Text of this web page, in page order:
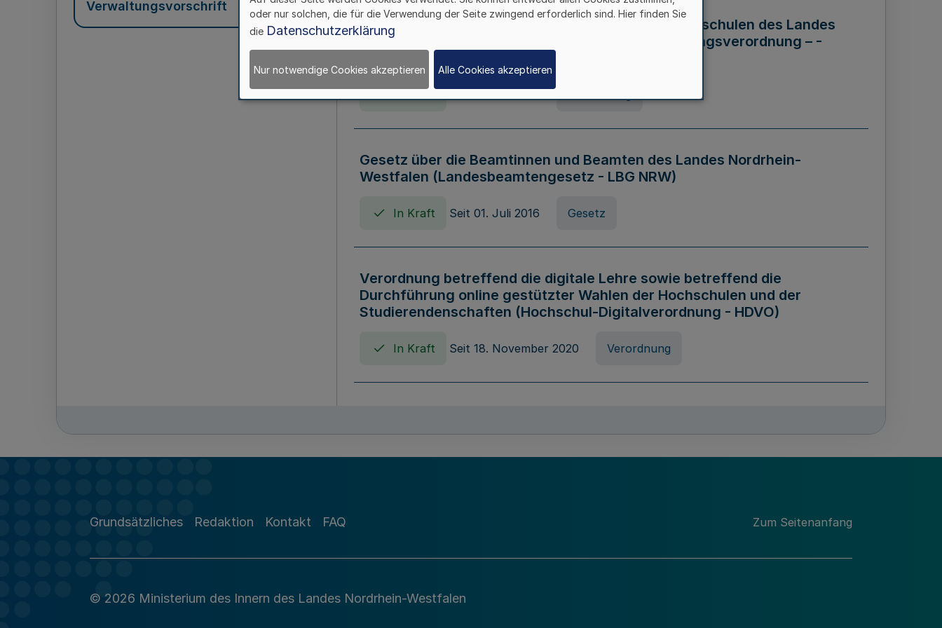
Verwaltungsvorschrift
Verordnung über die Wirtschaftsführung der Hochschulen des Landes
Nordrhein-Westfalen (Hochschulwirtschaftsführungsverordnung – -
Gesetz über die Beamtinnen und Beamten des Landes Nordrhein-
Westfalen (Landesbeamtengesetz - LBG NRW)
In Kraft Seit 01. Juli 2016 Gesetz
Verordnung betreffend die digitale Lehre sowie betreffend die
Durchführung online gestützter Wahlen der Hochschulen und der
Studierendenschaften (Hochschul-Digitalverordnung - HDVO)
In Kraft Seit 18. November 2020 Verordnung
(Hochschulabgabenverordnung - HAbg-VO)
Gesetz über die Kunsthochschulen des Landes Nordrhein-Westfalen
Grundsätzliches Redaktion Kontakt FAQ Zum Seitenanfang
© 2026 Ministerium des Innern des Landes Nordrhein-Westfalen
oder nur solchen, die für die Verwendung der Seite zwingend erforderlich sind. Hier finden Sie
die Datenschutzerklärung
Nur notwendige Cookies akzeptieren Alle Cookies akzeptieren